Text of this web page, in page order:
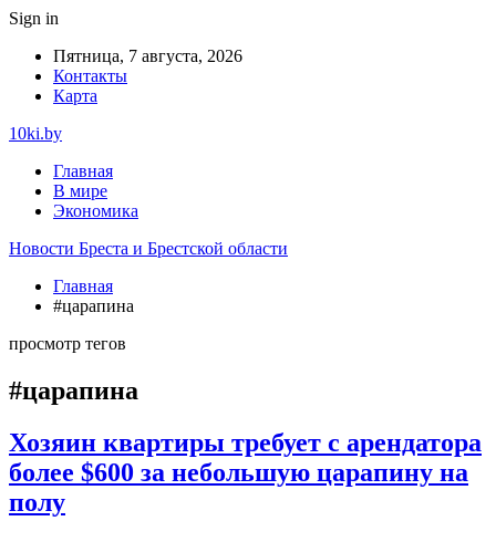
Sign in
Пятница, 7 августа, 2026
Контакты
Карта
10ki.by
Главная
В мире
Экономика
Новости Бреста и Брестской области
Главная
#царапина
просмотр тегов
#царапина
Хозяин квартиры требует с арендатора
более $600 за небольшую царапину на
полу